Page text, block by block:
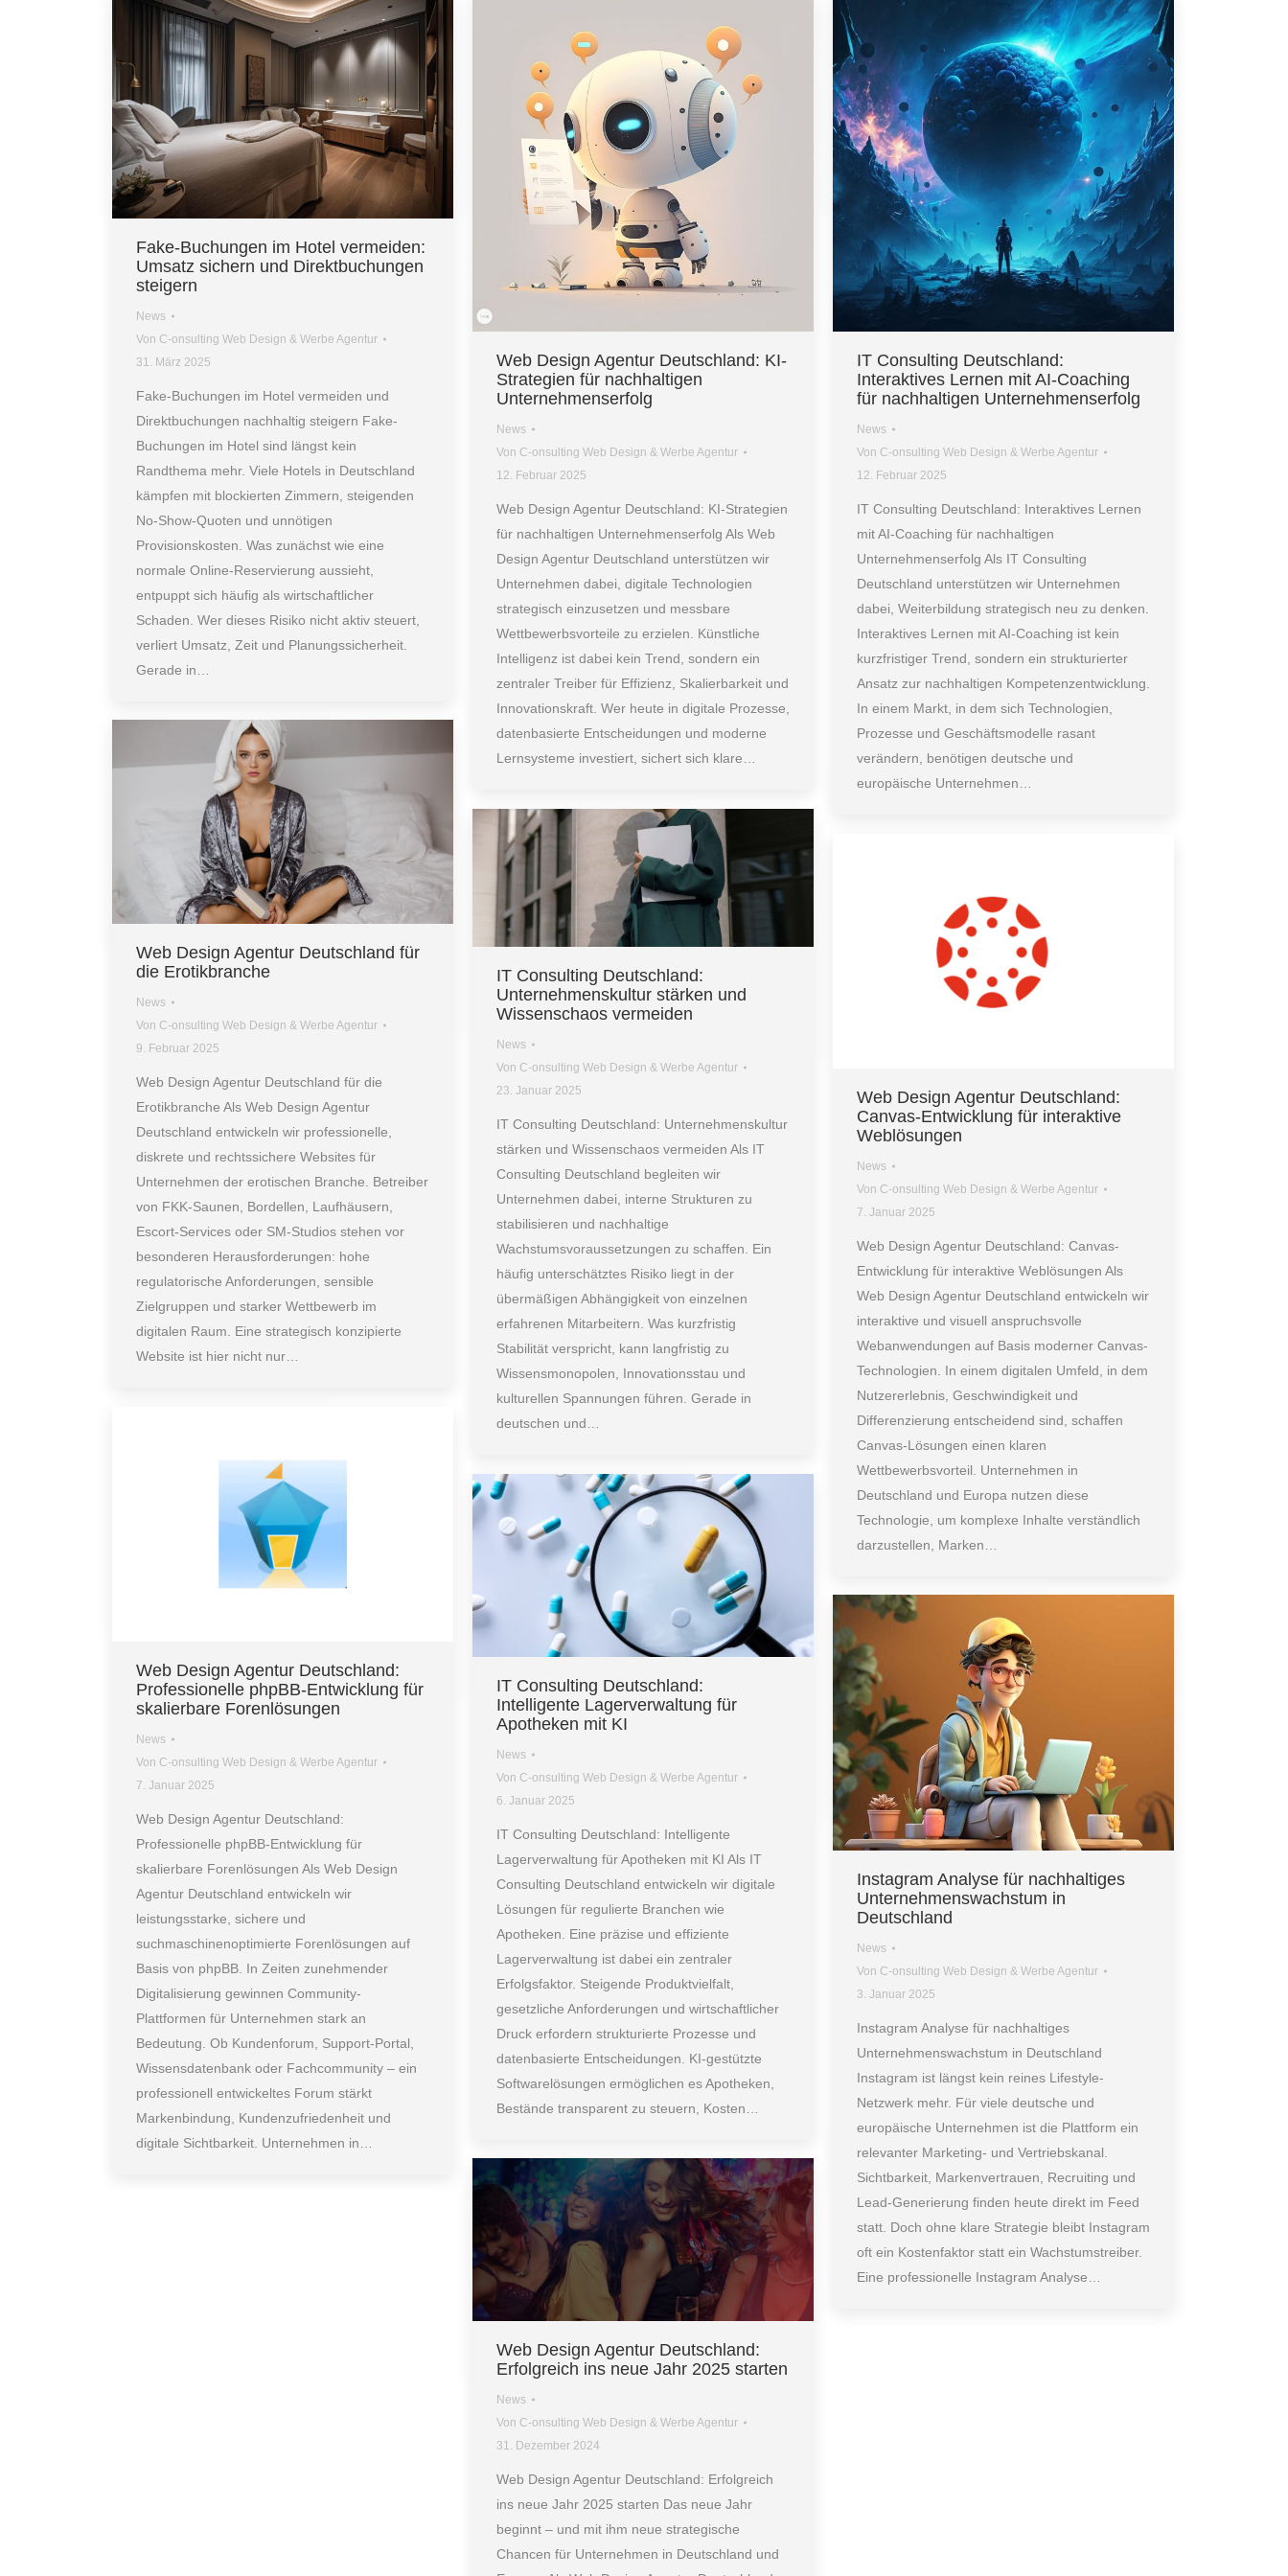
Fake-Buchungen im Hotel vermeiden:
Umsatz sichern und Direktbuchungen
steigern
News
Von C-onsulting Web Design & Werbe Agentur
31. März 2025
Fake-Buchungen im Hotel vermeiden und
Direktbuchungen nachhaltig steigern Fake-
Buchungen im Hotel sind längst kein
Randthema mehr. Viele Hotels in Deutschland
kämpfen mit blockierten Zimmern, steigenden
No-Show-Quoten und unnötigen
Provisionskosten. Was zunächst wie eine
normale Online-Reservierung aussieht,
entpuppt sich häufig als wirtschaftlicher
Schaden. Wer dieses Risiko nicht aktiv steuert,
verliert Umsatz, Zeit und Planungssicherheit.
Gerade in…
Web Design Agentur Deutschland: KI-
Strategien für nachhaltigen
Unternehmenserfolg
News
Von C-onsulting Web Design & Werbe Agentur
12. Februar 2025
Web Design Agentur Deutschland: KI-Strategien
für nachhaltigen Unternehmenserfolg Als Web
Design Agentur Deutschland unterstützen wir
Unternehmen dabei, digitale Technologien
strategisch einzusetzen und messbare
Wettbewerbsvorteile zu erzielen. Künstliche
Intelligenz ist dabei kein Trend, sondern ein
zentraler Treiber für Effizienz, Skalierbarkeit und
Innovationskraft. Wer heute in digitale Prozesse,
datenbasierte Entscheidungen und moderne
Lernsysteme investiert, sichert sich klare…
IT Consulting Deutschland:
Interaktives Lernen mit AI-Coaching
für nachhaltigen Unternehmenserfolg
News
Von C-onsulting Web Design & Werbe Agentur
12. Februar 2025
IT Consulting Deutschland: Interaktives Lernen
mit AI-Coaching für nachhaltigen
Unternehmenserfolg Als IT Consulting
Deutschland unterstützen wir Unternehmen
dabei, Weiterbildung strategisch neu zu denken.
Interaktives Lernen mit AI-Coaching ist kein
kurzfristiger Trend, sondern ein strukturierter
Ansatz zur nachhaltigen Kompetenzentwicklung.
In einem Markt, in dem sich Technologien,
Prozesse und Geschäftsmodelle rasant
verändern, benötigen deutsche und
europäische Unternehmen…
Web Design Agentur Deutschland für
die Erotikbranche
News
Von C-onsulting Web Design & Werbe Agentur
9. Februar 2025
Web Design Agentur Deutschland für die
Erotikbranche Als Web Design Agentur
Deutschland entwickeln wir professionelle,
diskrete und rechtssichere Websites für
Unternehmen der erotischen Branche. Betreiber
von FKK-Saunen, Bordellen, Laufhäusern,
Escort-Services oder SM-Studios stehen vor
besonderen Herausforderungen: hohe
regulatorische Anforderungen, sensible
Zielgruppen und starker Wettbewerb im
digitalen Raum. Eine strategisch konzipierte
Website ist hier nicht nur…
IT Consulting Deutschland:
Unternehmenskultur stärken und
Wissenschaos vermeiden
News
Von C-onsulting Web Design & Werbe Agentur
23. Januar 2025
IT Consulting Deutschland: Unternehmenskultur
stärken und Wissenschaos vermeiden Als IT
Consulting Deutschland begleiten wir
Unternehmen dabei, interne Strukturen zu
stabilisieren und nachhaltige
Wachstumsvoraussetzungen zu schaffen. Ein
häufig unterschätztes Risiko liegt in der
übermäßigen Abhängigkeit von einzelnen
erfahrenen Mitarbeitern. Was kurzfristig
Stabilität verspricht, kann langfristig zu
Wissensmonopolen, Innovationsstau und
kulturellen Spannungen führen. Gerade in
deutschen und…
Web Design Agentur Deutschland:
Canvas-Entwicklung für interaktive
Weblösungen
News
Von C-onsulting Web Design & Werbe Agentur
7. Januar 2025
Web Design Agentur Deutschland: Canvas-
Entwicklung für interaktive Weblösungen Als
Web Design Agentur Deutschland entwickeln wir
interaktive und visuell anspruchsvolle
Webanwendungen auf Basis moderner Canvas-
Technologien. In einem digitalen Umfeld, in dem
Nutzererlebnis, Geschwindigkeit und
Differenzierung entscheidend sind, schaffen
Canvas-Lösungen einen klaren
Wettbewerbsvorteil. Unternehmen in
Deutschland und Europa nutzen diese
Technologie, um komplexe Inhalte verständlich
darzustellen, Marken…
Web Design Agentur Deutschland:
Professionelle phpBB-Entwicklung für
skalierbare Forenlösungen
News
Von C-onsulting Web Design & Werbe Agentur
7. Januar 2025
Web Design Agentur Deutschland:
Professionelle phpBB-Entwicklung für
skalierbare Forenlösungen Als Web Design
Agentur Deutschland entwickeln wir
leistungsstarke, sichere und
suchmaschinenoptimierte Forenlösungen auf
Basis von phpBB. In Zeiten zunehmender
Digitalisierung gewinnen Community-
Plattformen für Unternehmen stark an
Bedeutung. Ob Kundenforum, Support-Portal,
Wissensdatenbank oder Fachcommunity – ein
professionell entwickeltes Forum stärkt
Markenbindung, Kundenzufriedenheit und
digitale Sichtbarkeit. Unternehmen in…
IT Consulting Deutschland:
Intelligente Lagerverwaltung für
Apotheken mit KI
News
Von C-onsulting Web Design & Werbe Agentur
6. Januar 2025
IT Consulting Deutschland: Intelligente
Lagerverwaltung für Apotheken mit KI Als IT
Consulting Deutschland entwickeln wir digitale
Lösungen für regulierte Branchen wie
Apotheken. Eine präzise und effiziente
Lagerverwaltung ist dabei ein zentraler
Erfolgsfaktor. Steigende Produktvielfalt,
gesetzliche Anforderungen und wirtschaftlicher
Druck erfordern strukturierte Prozesse und
datenbasierte Entscheidungen. KI-gestützte
Softwarelösungen ermöglichen es Apotheken,
Bestände transparent zu steuern, Kosten…
Instagram Analyse für nachhaltiges
Unternehmenswachstum in
Deutschland
News
Von C-onsulting Web Design & Werbe Agentur
3. Januar 2025
Instagram Analyse für nachhaltiges
Unternehmenswachstum in Deutschland
Instagram ist längst kein reines Lifestyle-
Netzwerk mehr. Für viele deutsche und
europäische Unternehmen ist die Plattform ein
relevanter Marketing- und Vertriebskanal.
Sichtbarkeit, Markenvertrauen, Recruiting und
Lead-Generierung finden heute direkt im Feed
statt. Doch ohne klare Strategie bleibt Instagram
oft ein Kostenfaktor statt ein Wachstumstreiber.
Eine professionelle Instagram Analyse…
Web Design Agentur Deutschland:
Erfolgreich ins neue Jahr 2025 starten
News
Von C-onsulting Web Design & Werbe Agentur
31. Dezember 2024
Web Design Agentur Deutschland: Erfolgreich
ins neue Jahr 2025 starten Das neue Jahr
beginnt – und mit ihm neue strategische
Chancen für Unternehmen in Deutschland und